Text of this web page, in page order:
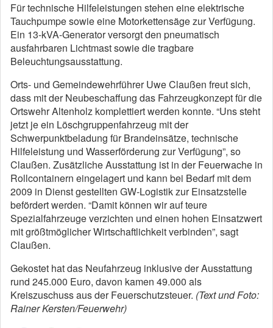
Für technische Hilfeleistungen stehen eine elektrische
Tauchpumpe sowie eine Motorkettensäge zur Verfügung.
Ein 13-kVA-Generator versorgt den pneumatisch
ausfahrbaren Lichtmast sowie die tragbare
Beleuchtungsausstattung.
Orts- und Gemeindewehrführer Uwe Claußen freut sich,
dass mit der Neubeschaffung das Fahrzeugkonzept für die
Ortswehr Altenholz komplettiert werden konnte. “Uns steht
jetzt je ein Löschgruppenfahrzeug mit der
Schwerpunktbeladung für Brandeinsätze, technische
Hilfeleistung und Wasserförderung zur Verfügung”, so
Claußen. Zusätzliche Ausstattung ist in der Feuerwache in
Rollcontainern eingelagert und kann bei Bedarf mit dem
2009 in Dienst gestellten GW-Logistik zur Einsatzstelle
befördert werden. “Damit können wir auf teure
Spezialfahrzeuge verzichten und einen hohen Einsatzwert
mit größtmöglicher Wirtschaftlichkeit verbinden”, sagt
Claußen.
Gekostet hat das Neufahrzeug inklusive der Ausstattung
rund 245.000 Euro, davon kamen 49.000 als
Kreiszuschuss aus der Feuerschutzsteuer. (Text und Foto:
Rainer Kersten/Feuerwehr)